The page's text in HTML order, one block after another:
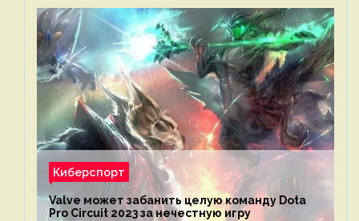
Киберспорт
Valve может забанить целую команду Dota
Pro Circuit 2023 за нечестную игру